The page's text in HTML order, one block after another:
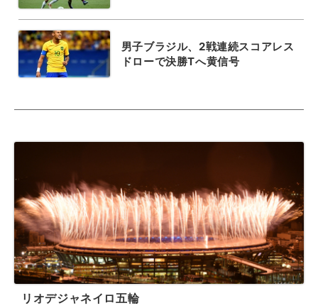
男子ブラジル、2戦連続スコアレス
ドローで決勝Tへ黄信号
リオデジャネイロ五輪